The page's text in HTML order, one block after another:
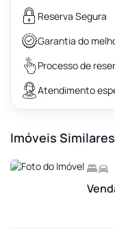
Reserva Segura
Garantia do
Processo de
Atendimento
Imóveis Similares